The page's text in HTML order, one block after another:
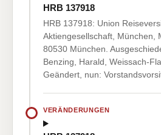
HRB 137918
HRB 137918: Union
Aktiengesellschaft, München,
80530 München.
Benzing, Harald, Weissach-
Geändert, nun:
VERÄNDERUNGEN